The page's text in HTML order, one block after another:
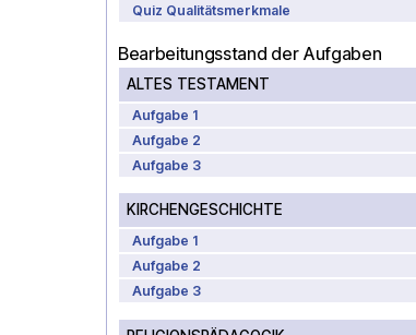
Quiz Qualitätsmerkmale
Bearbeitungsstand der Aufgaben
ALTES TESTAMENT
Aufgabe 1
Aufgabe 2
Aufgabe 3
KIRCHENGESCHICHTE
Aufgabe 1
Aufgabe 2
Aufgabe 3